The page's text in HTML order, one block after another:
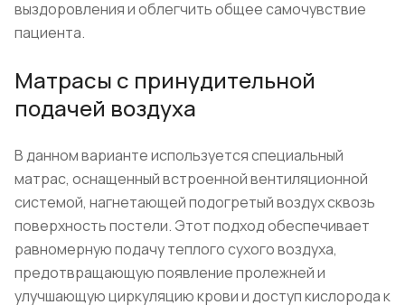
выздоровления и облегчить общее самочувствие
пациента.
Матрасы с принудительной
подачей воздуха
В данном варианте используется специальный
матрас, оснащенный встроенной вентиляционной
системой, нагнетающей подогретый воздух сквозь
поверхность постели. Этот подход обеспечивает
равномерную подачу теплого сухого воздуха,
предотвращающую появление пролежней и
улучшающую циркуляцию крови и доступ кислорода к